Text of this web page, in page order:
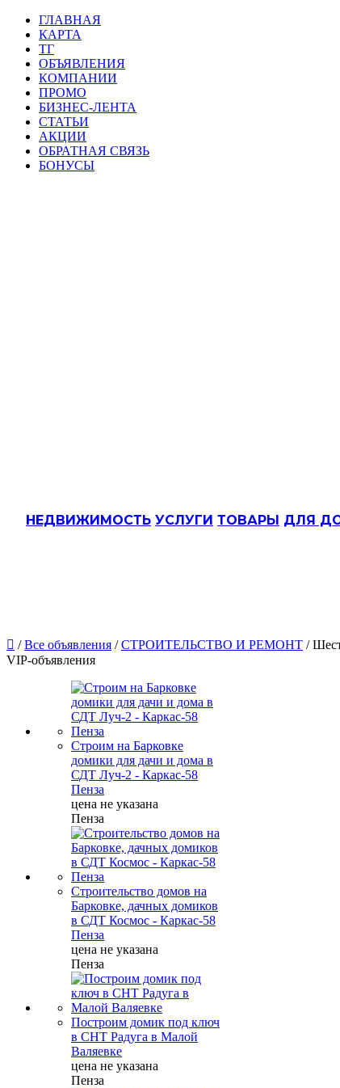
ГЛАВНАЯ
КАРТА
ТГ
ОБЪЯВЛЕНИЯ
КОМПАНИИ
ПРОМО
БИЗНЕС-ЛЕНТА
СТАТЬИ
АКЦИИ
ОБРАТНАЯ СВЯЗЬ
БОНУСЫ
НЕДВИЖИМОСТЬ УСЛУГИ ТОВАРЫ ДЛЯ
 /Все объявления /СТРОИТЕЛЬСТВО И РЕМОНТ /
VIP-объявления
Строим на Барковке
домики для дачи и дома в
СДТ Луч-2 - Каркас-58
Пенза
цена не указана
Пенза
Строительство домов на
Барковке, дачных домиков
в СДТ Космос - Каркас-58
Пенза
цена не указана
Пенза
Построим домик под ключ
в СНТ Радуга в Малой
Валяевке
цена не указана
Пенза